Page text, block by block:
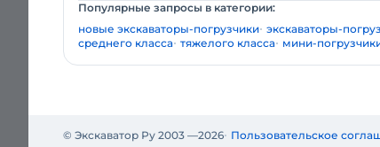
Популярные запросы в категории:
новые экскаваторы-погрузчики экскаваторы-
среднего класса тяжелого класса мини-
© Экскаватор Ру 2003 —2026 Пользовательское